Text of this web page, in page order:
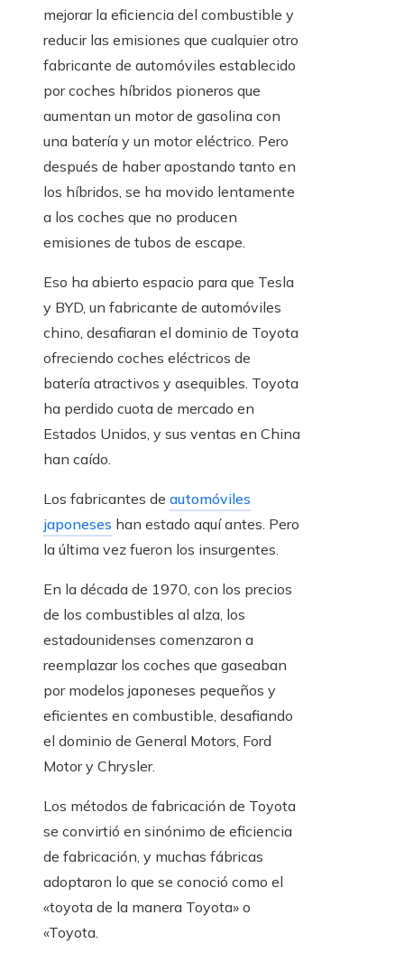
mejorar la eficiencia del combustible y
reducir las emisiones que cualquier otro
fabricante de automóviles establecido
por coches híbridos pioneros que
aumentan un motor de gasolina con
una batería y un motor eléctrico. Pero
después de haber apostando tanto en
los híbridos, se ha movido lentamente
a los coches que no producen
emisiones de tubos de escape.
Eso ha abierto espacio para que Tesla
y BYD, un fabricante de automóviles
chino, desafiaran el dominio de Toyota
ofreciendo coches eléctricos de
batería atractivos y asequibles. Toyota
ha perdido cuota de mercado en
Estados Unidos, y sus ventas en China
han caído.
Los fabricantes de automóviles
japoneses han estado aquí antes. Pero
la última vez fueron los insurgentes.
En la década de 1970, con los precios
de los combustibles al alza, los
estadounidenses comenzaron a
reemplazar los coches que gaseaban
por modelos japoneses pequeños y
eficientes en combustible, desafiando
el dominio de General Motors, Ford
Motor y Chrysler.
Los métodos de fabricación de Toyota
se convirtió en sinónimo de eficiencia
de fabricación, y muchas fábricas
adoptaron lo que se conoció como el
«toyota de la manera Toyota» o
«Toyota.